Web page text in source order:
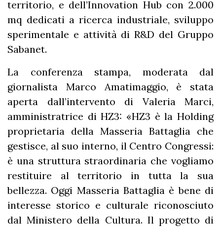
territorio, e dell’Innovation Hub con 2.000
mq dedicati a ricerca industriale, sviluppo
sperimentale e attività di R&D del Gruppo
Sabanet.
La conferenza stampa, moderata dal
giornalista Marco Amatimaggio, è stata
aperta dall’intervento di Valeria Marci,
amministratrice di HZ3: «HZ3 è la Holding
proprietaria della Masseria Battaglia che
gestisce, al suo interno, il Centro Congressi:
è una struttura straordinaria che vogliamo
restituire al territorio in tutta la sua
bellezza. Oggi Masseria Battaglia è bene di
interesse storico e culturale riconosciuto
dal Ministero della Cultura. Il progetto di